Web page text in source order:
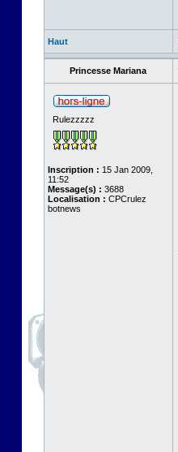
Haut
Princesse Mariana
Rulezzzzz
Inscription : 15 Jan 2009,
11:52
Message(s) : 3688
Localisation : CPCrulez
botnews